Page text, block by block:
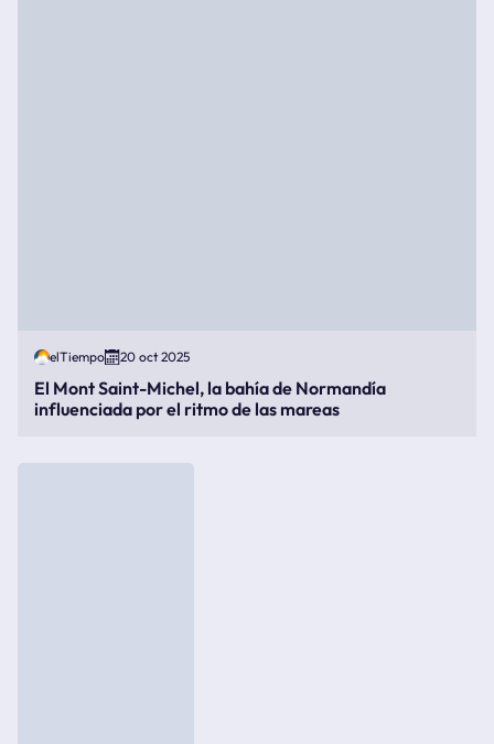
elTiempo 20 oct 2025
El Mont Saint-Michel, la bahía de Normandía
influenciada por el ritmo de las mareas